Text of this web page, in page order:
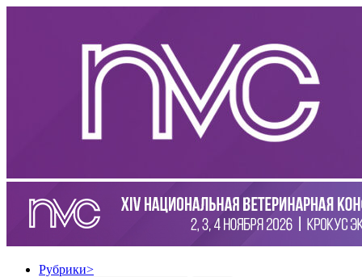
Рубрики>